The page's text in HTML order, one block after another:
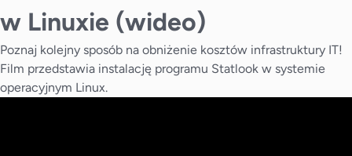
w Linuxie (wideo)
Poznaj kolejny sposób na obniżenie kosztów infrastruktury IT!
Film przedstawia instalację programu Statlook w systemie
operacyjnym Linux.